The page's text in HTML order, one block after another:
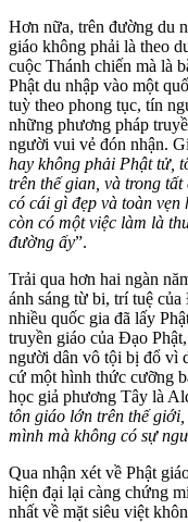
Hơn nữa, trên đường du
giáo không phải là theo
cuộc Thánh chiến mà là
Phật du nhập vào một
tuỳ theo phong tục, tín
những phương pháp
người vui vẻ đón nhận.
hay không phải Phật tử,
trên thế gian, và trong
có cái gì đẹp và toàn
còn có một việc làm là
đường ấy”.
Trải qua hơn hai ngàn
ánh sáng từ bi, trí tuệ
nhiều quốc gia đã lấy
truyền giáo của Đạo
người dân vô tội bị đổ vì
cứ một hình thức cưỡng
học giả phương Tây là
tôn giáo lớn trên thế
mình mà không có sự
Qua nhận xét về Phật
hiện đại lại càng chứng
nhất về mặt siêu việt